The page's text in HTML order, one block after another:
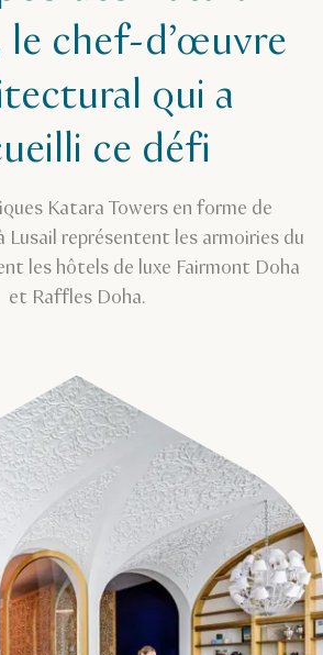
le chef-d’œuvre
qui a
ce défi
Katara Towers en forme de
Lusail représentent les armoiries du
les hôtels de luxe Fairmont Doha
et Raffles Doha.